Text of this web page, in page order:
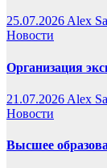
25.07.2026Alex
Новости
Организация
21.07.2026 Alex
Новости
Высшее